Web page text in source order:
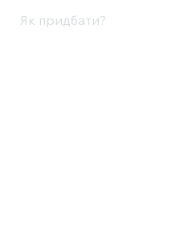
Як придбати?